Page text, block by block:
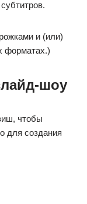
и (или)
форматах.)
шоу
чтобы
для создания